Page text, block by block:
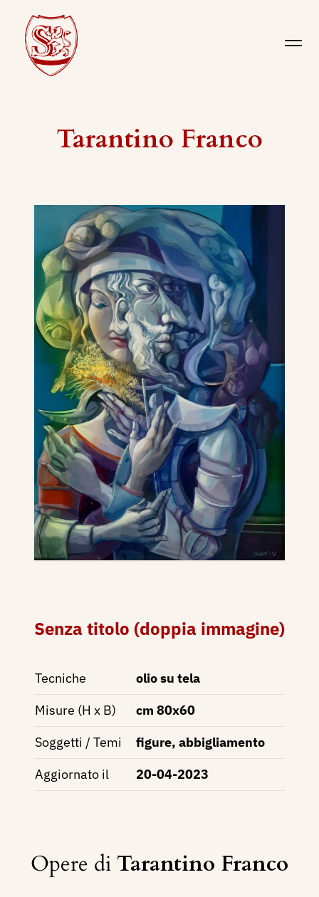
Tarantino Franco
Senza titolo (doppia immagine)
Tecniche
olio su tela
Misure (H x B)
cm 80x60
Soggetti / Temi
figure, abbigliamento
Aggiornato il
20-04-2023
Opere di Tarantino Franco